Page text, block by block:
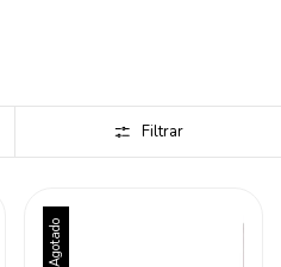
Filtrar
Agotado